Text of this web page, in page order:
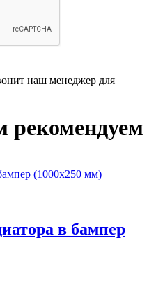
наш менеджер для
рекомендуем
в бампер